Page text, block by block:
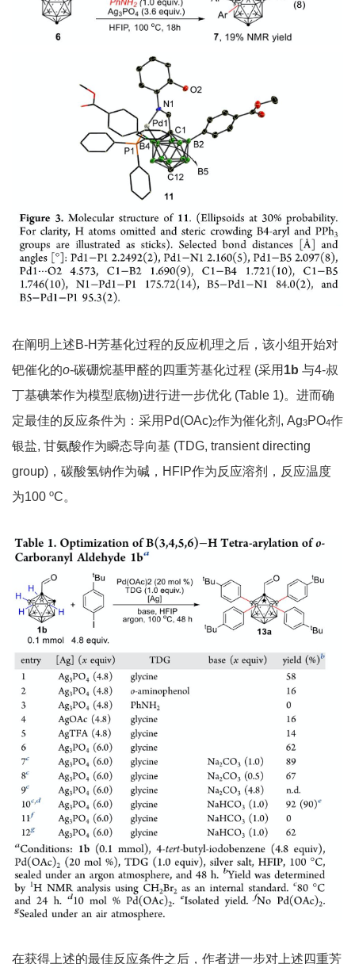
在阐明上述B-H芳基化过程的反应机理之后，该小组开始对
钯催化的o-碳硼烷基甲醛的四重芳基化过程 (采用 1b 与4-叔
丁基碘苯作为模型底物)进行进一步优化 (Table 1)。进而确
定最佳的反应条件为：采用Pd(OAc)2作为催化剂, Ag3PO4作
银盐, 甘氨酸作为瞬态导向基 (TDG, transient directing
group)，碳酸氢钠作为碱，HFIP作为反应溶剂，反应温度
为100 oC。
在获得上述的最佳反应条件之后，作者进一步对上述四重芳